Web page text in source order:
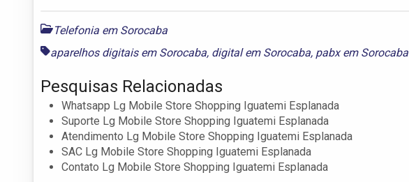
Telefonia em Sorocaba
aparelhos digitais em Sorocaba, digital em Sorocaba, pabx em Sorocaba
Pesquisas Relacionadas
Whatsapp Lg Mobile Store Shopping Iguatemi Esplanada
Suporte Lg Mobile Store Shopping Iguatemi Esplanada
Atendimento Lg Mobile Store Shopping Iguatemi Esplanada
SAC Lg Mobile Store Shopping Iguatemi Esplanada
Contato Lg Mobile Store Shopping Iguatemi Esplanada